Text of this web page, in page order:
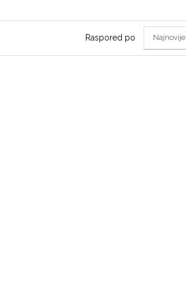
Raspored po Najnovije